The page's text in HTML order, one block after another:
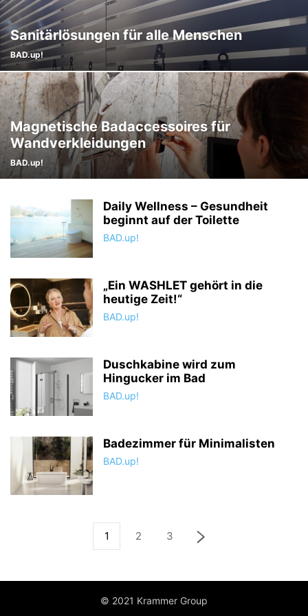
Sanitärlösungen für alle Menschen
BAD.up!
Magnetische Badaccessoires für
Wandverkleidungen
BAD.up!
Daily Wellness – Gesundheit
beginnt auf der Toilette
BAD.up!
„Ein WASHLET gehört in die
heutige Zeit!“
BAD.up!
Duschkabine wird zum
Hingucker im Bad
BAD.up!
Badezimmer für Minimalisten
BAD.up!
1 2 3
© 2021 Krammer Group